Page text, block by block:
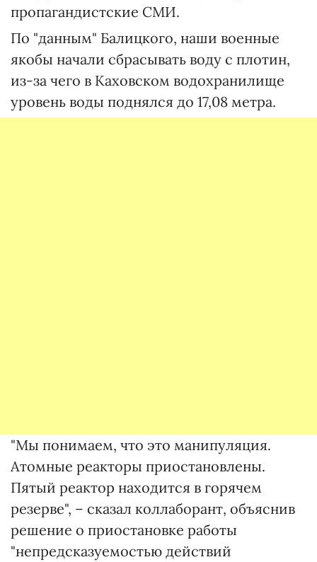
пропагандистские СМИ.
По "данным" Балицкого, наши военные
якобы начали сбрасывать воду с плотин,
из-за чего в Каховском водохранилище
уровень воды поднялся до 17,08 метра.
"Мы понимаем, что это манипуляция.
Атомные реакторы приостановлены.
Пятый реактор находится в горячем
резерве", – сказал коллаборант, объяснив
решение о приостановке работы
"непредсказуемостью действий